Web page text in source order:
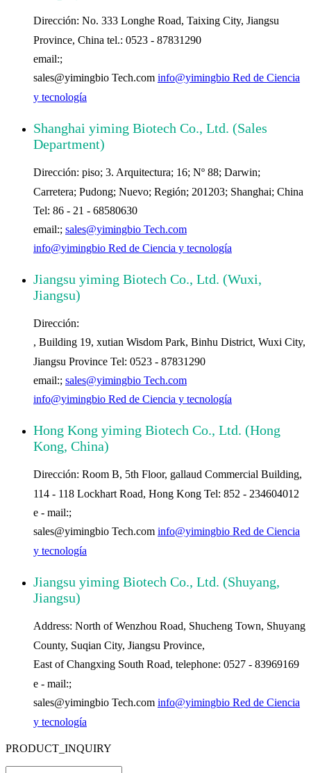
Dirección: No. 333 Longhe Road, Taixing City, Jiangsu
Province, China tel.: 0523 - 87831290
email:;
sales@yimingbio Tech.com info@yimingbio Red de Ciencia
y tecnología
Shanghai yiming Biotech Co., Ltd. (Sales
Department)
Dirección: piso; 3. Arquitectura; 16; Nº 88; Darwin;
Carretera; Pudong; Nuevo; Región; 201203; Shanghai; China
Tel: 86 - 21 - 68580630
email:; sales@yimingbio Tech.com
info@yimingbio Red de Ciencia y tecnología
Jiangsu yiming Biotech Co., Ltd. (Wuxi,
Jiangsu)
Dirección:
, Building 19, xutian Wisdom Park, Binhu District, Wuxi City,
Jiangsu Province Tel: 0523 - 87831290
email:; sales@yimingbio Tech.com
info@yimingbio Red de Ciencia y tecnología
Hong Kong yiming Biotech Co., Ltd. (Hong
Kong, China)
Dirección: Room B, 5th Floor, gallaud Commercial Building,
114 - 118 Lockhart Road, Hong Kong Tel: 852 - 234604012
e - mail:;
sales@yimingbio Tech.com info@yimingbio Red de Ciencia
y tecnología
Jiangsu yiming Biotech Co., Ltd. (Shuyang,
Jiangsu)
Address: North of Wenzhou Road, Shucheng Town, Shuyang
County, Suqian City, Jiangsu Province,
East of Changxing South Road, telephone: 0527 - 83969169
e - mail:;
sales@yimingbio Tech.com info@yimingbio Red de Ciencia
y tecnología
PRODUCT_INQUIRY